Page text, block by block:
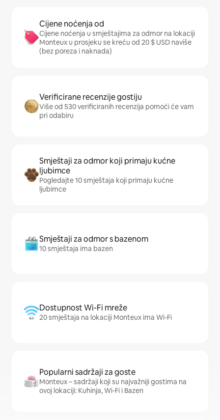
Cijene noćenja od
Cijene noćenja u smještajima za odmor na lokaciji
Monteux u prosjeku se kreću od 20 $ USD naviše
(bez poreza i naknada)
Verificirane recenzije gostiju
Više od 530 verificiranih recenzija pomoći će vam
pri odabiru
Smještaji za odmor koji primaju kućne
ljubimce
Pogledajte 10 smještaja koji primaju kućne
ljubimce
Smještaji za odmor s bazenom
10 smještaja ima bazen
Dostupnost Wi-Fi mreže
20 smještaja na lokaciji Monteux ima Wi-Fi
Popularni sadržaji za goste
Monteux – sadržaji koji su najvažniji gostima na
ovoj lokaciji: Kuhinja, Wi-Fi i Bazen